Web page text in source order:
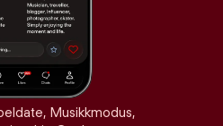
Musikkmodus,